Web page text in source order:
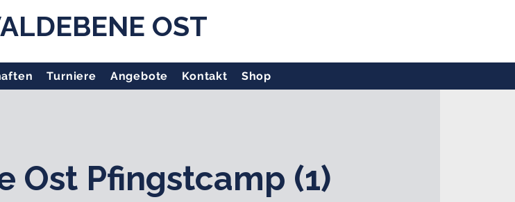
OST
Turniere Angebote Kontakt Shop
Ost Pfingstcamp (1)